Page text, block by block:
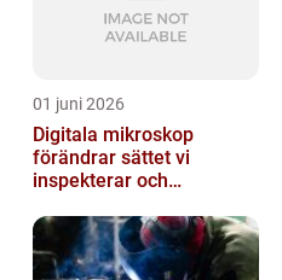
01 juni 2026
Digitala mikroskop
förändrar sättet vi
inspekterar och